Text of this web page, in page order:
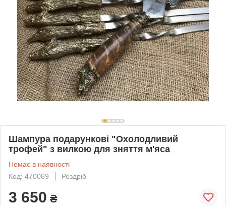
Шампура подарункові "Охолодливий
трофей" з вилкою для зняття м'яса
Немає в наявності
Код: 470069
Роздріб
3 650 ₴